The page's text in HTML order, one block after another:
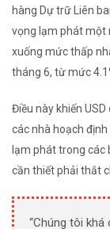
hàng Dự trữ Liên
vọng lạm phát một
xuống mức thấp
tháng 6, từ mức
Điều này khiến
các nhà hoạch
lạm phát trong các
cần thiết phải thắt
“Chúng tôi